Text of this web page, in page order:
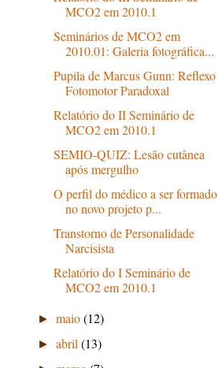
MCO2 em 2010.1
Seminários de MCO2 em
2010.01: Galeria fotográfica...
Pupila de Marcus Gunn: Reflexo
Fotomotor Paradoxal
Relatório do II Seminário de
MCO2 em 2010.1
SEMIO-QUIZ: Lesão cutânea
após mergulho
O perfil do médico a ser formado
no novo projeto p...
Transtorno de Personalidade
Narcisista
Relatório do I Seminário de
MCO2 em 2010.1
►maio(12)
►abril(13)